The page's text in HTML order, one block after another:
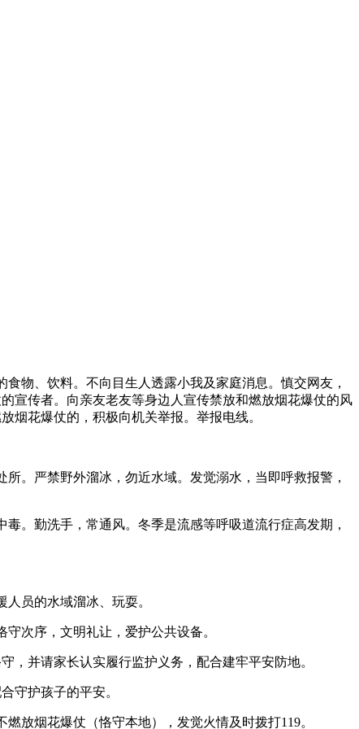
物、饮料。不向目生人透露小我及家庭消息。慎交网友，
宣传者。向亲友老友等身边人宣传禁放和燃放烟花爆仗的风
烟花爆仗的，积极向机关举报。举报电线。
。严禁野外溜冰，勿近水域。发觉溺水，当即呼救报警，
。勤洗手，常通风。冬季是流感等呼吸道流行症高发期，
员的水域溜冰、玩耍。
次序，文明礼让，爱护公共设备。
并请家长认实履行监护义务，配合建牢平安防地。
守护孩子的平安。
烟花爆仗（恪守本地），发觉火情及时拨打119。